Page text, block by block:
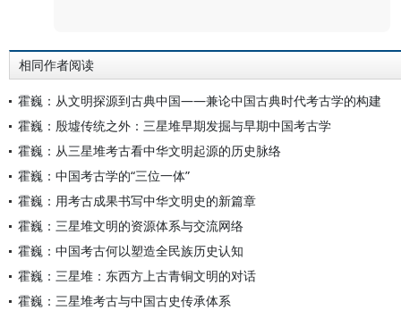
相同作者阅读
霍巍：从文明探源到古典中国——兼论中国古典时代考古学的构建
霍巍：殷墟传统之外：三星堆早期发掘与早期中国考古学
霍巍：从三星堆考古看中华文明起源的历史脉络
霍巍：中国考古学的“三位一体”
霍巍：用考古成果书写中华文明史的新篇章
霍巍：三星堆文明的资源体系与交流网络
霍巍：中国考古何以塑造全民族历史认知
霍巍：三星堆：东西方上古青铜文明的对话
霍巍：三星堆考古与中国古史传承体系